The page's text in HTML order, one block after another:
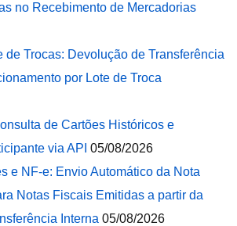
no Recebimento de Mercadorias
de Trocas: Devolução de Transferência
por Lote de Troca
de Cartões Históricos e
via API 05/08/2026
e NF-e: Envio Automático da Nota
Notas Fiscais Emitidas a partir da
Interna 05/08/2026